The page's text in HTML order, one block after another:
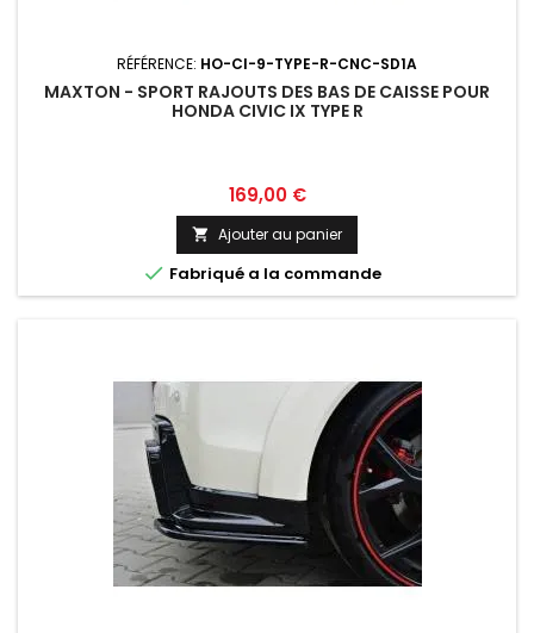
RÉFÉRENCE: HO-CI-9-TYPE-R-CNC-SD1A
MAXTON - SPORT RAJOUTS DES BAS DE CAISSE POUR
HONDA CIVIC IX TYPE R
Prix
169,00 €
 Ajouter au panier
 Fabriqué a la commande